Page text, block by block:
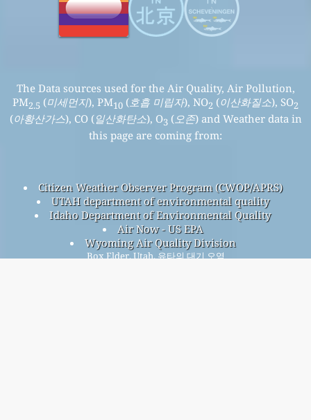
The Data sources used for the Air Quality, Air Pollution,
PM2.5 (미세먼지), PM10 (호흡 미립자), NO2 (이산화질소), SO2
(아황산가스), CO (일산화탄소), O3 (오존) and Weather data in
this page are coming from:
Citizen Weather Observer Program (CWOP/APRS)
UTAH department of environmental quality
Idaho Department of Environmental Quality
Air Now - US EPA
Wyoming Air Quality Division
Box Elder, Utah, 유타의 대기 오염